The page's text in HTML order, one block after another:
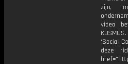
zijn,
video
‘Social
deze